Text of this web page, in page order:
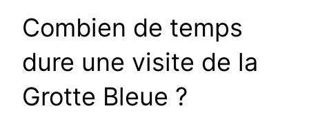
Combien de temps
dure une visite de la
Grotte Bleue ?